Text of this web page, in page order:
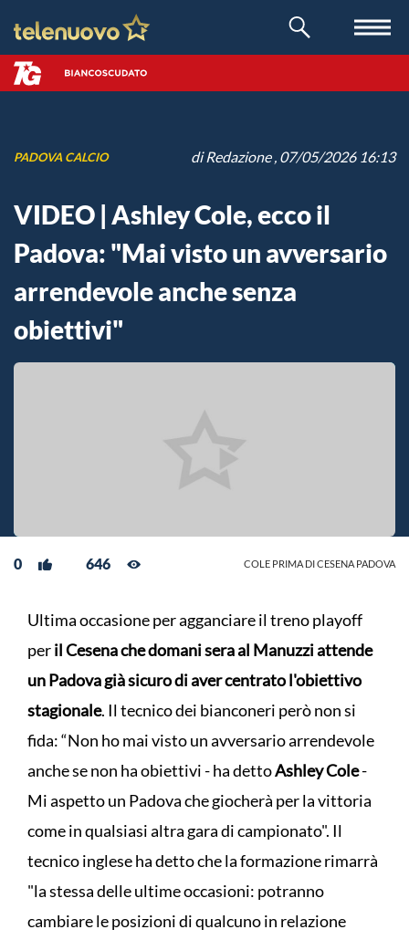
PADOVA CALCIO diRedazione, 07/05/2026 16:13
VIDEO | Ashley Cole, ecco il
Padova: "Mai visto un avversario
arrendevole anche senza
obiettivi"
0 646 COLE PRIMA DI CESENA PADOVA
Ultima occasione per agganciare il treno playoff
peril Cesena che domani sera al Manuzzi attende
un Padova già sicuro di aver centrato l'obiettivo
stagionale. Il tecnico dei bianconeri però non si
fida: “Non ho mai visto un avversario arrendevole
anche se non ha obiettivi - ha dettoAshley Cole-
Mi aspetto un Padova che giocherà per la vittoria
come in qualsiasi altra gara di campionato". Il
tecnico inglese ha detto che la formazione rimarrà
"la stessa delle ultime occasioni: potranno
cambiare le posizioni di qualcuno in relazione